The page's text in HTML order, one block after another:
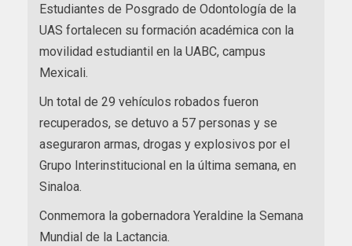
Estudiantes de Posgrado de Odontología de la
UAS fortalecen su formación académica con la
movilidad estudiantil en la UABC, campus
Mexicali.
Un total de 29 vehículos robados fueron
recuperados, se detuvo a 57 personas y se
aseguraron armas, drogas y explosivos por el
Grupo Interinstitucional en la última semana, en
Sinaloa.
Conmemora la gobernadora Yeraldine la Semana
Mundial de la Lactancia.